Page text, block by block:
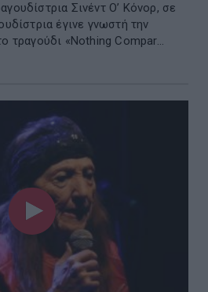
Σινέντ Ο’ Κόνορ, σε
έγινε γνωστή την
τραγούδι «Nothing Compar...